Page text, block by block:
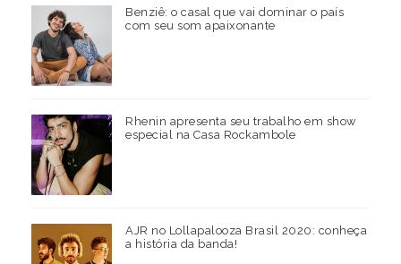
Benziê: o casal que vai dominar o país
com seu som apaixonante
Rhenin apresenta seu trabalho em show
especial na Casa Rockambole
AJR no Lollapalooza Brasil 2020: conheça
a história da banda!